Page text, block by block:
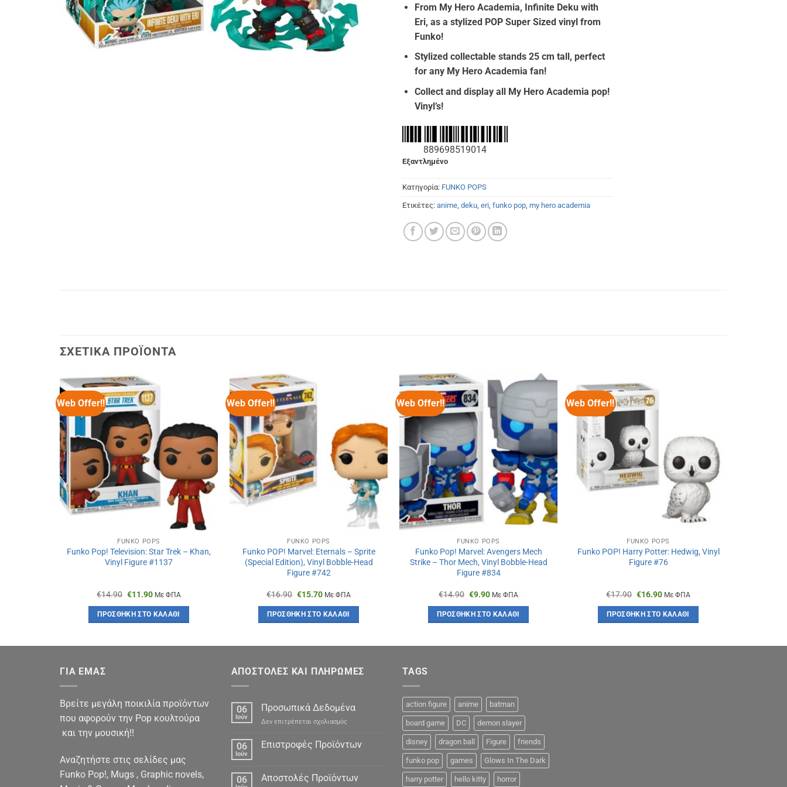
was:
€40.00.
τιμή
είναι:
From My Hero Academia, Infinite Deku with
Eri, as a stylized POP Super Sized vinyl from
Funko!
Stylized collectable stands 25 cm tall, perfect
for any My Hero Academia fan!
Collect and display all My Hero Academia pop!
Vinyl’s!
889698519014
Εξαντλημένο
Κατηγορία: FUNKO POPS
Ετικέτες: anime, deku, eri, funko pop, my hero academia
ΣΧΕΤΙΚΆ ΠΡΟΪΌΝΤΑ
Web Offer!!
FUNKO POPS
Funko Pop! Television: Star Trek – Khan,
Vinyl Figure #1137
€14.90 Original
was:
€14.90.
€11.90Η
τιμή
είναι:
Με ΦΠΑ
ΠΡΟΣΘΉΚΗ ΣΤΟ ΚΑΛΆΘΙ
Web Offer!!
FUNKO POPS
Funko POP! Marvel: Eternals – Sprite
(Special Edition), Vinyl Bobble-Head
Figure #742
€16.90 Original
was:
€16.90.
€15.70Η
τιμή
είναι:
Με ΦΠΑ
ΠΡΟΣΘΉΚΗ ΣΤΟ ΚΑΛΆΘΙ
Web Offer!!
FUNKO POPS
Funko Pop! Marvel: Avengers Mech
Strike – Thor Mech, Vinyl Bobble-Head
Figure #834
€14.90 Original
was:
€14.90.
€9.90Η
τιμή
είναι:
Με ΦΠΑ
ΠΡΟΣΘΉΚΗ ΣΤΟ ΚΑΛΆΘΙ
Web Offer!!
FUNKO POPS
Funko POP! Harry Potter: Hedwig, Vinyl
Figure #76
€17.90 Original
was:
€17.90.
€16.90Η
τιμή
είναι:
Με ΦΠΑ
ΠΡΟΣΘΉΚΗ ΣΤΟ ΚΑΛΆΘΙ
ΓΙΑ ΕΜΑΣ
Βρείτε μεγάλη ποικιλία προϊόντων
που αφορούν την Pop κουλτούρα
και την μουσική!!
Αναζητήστε στις σελίδες μας
Funko Pop!, Mugs , Graphic novels,
ΑΠΟΣΤΟΛΕΣ ΚΑΙ ΠΛΗΡΩΜΕΣ
06
Ιούν
Προσωπικά Δεδομένα
Δεν επιτρέπεται σχολιασμόςστο
Δεδομένα
06
Ιούν
Επιστροφές Προϊόντων
06 Αποστολές Προϊόντων
TAGS
action figure anime batman
board game DC demon slayer
disney dragon ball Figure friends
funko pop games Glows In The Dark
harry potter hello kitty horror